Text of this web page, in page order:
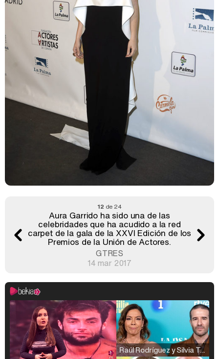
12 de 24
Aura Garrido ha sido una de las
celebridades que ha acudido a la red
carpet de la gala de la XXVI Edición de los
Premios de la Unión de Actores.
GTRES
14 mar 2017
Raúl Rodríguez y Silvia Taulés nos cuentan su papel en 'La familia de la tele'